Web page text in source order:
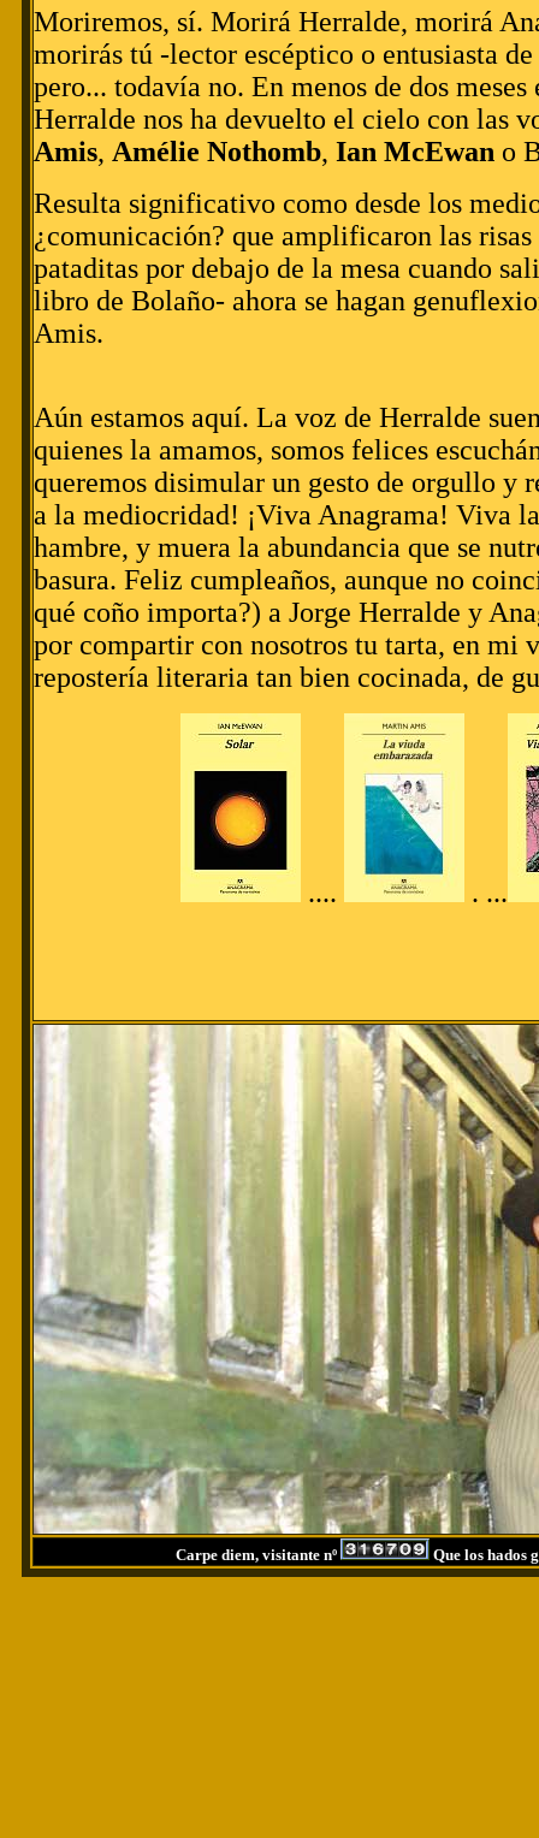
Moriremos, sí. Morirá Herralde, morirá
morirás tú -lector escéptico o entusiasta de
pero... todavía no. En menos de dos
Herralde nos ha devuelto el cielo con las
Amis, Amélie Nothomb, Ian McEwan o
Resulta significativo como desde los
¿comunicación? que amplificaron las risas
pataditas por debajo de la mesa cuando
libro de Bolaño- ahora se hagan
Amis.
Aún estamos aquí. La voz de Herralde
quienes la amamos, somos felices
queremos disimular un gesto de orgullo y
a la mediocridad! ¡Viva Anagrama! Viva
hambre, y muera la abundancia que se
basura. Feliz cumpleaños, aunque no
qué coño importa?) a Jorge Herralde y
por compartir con nosotros tu tarta, en mi
repostería literaria tan bien cocinada, de
.... . ...
Carpe diem, visitante nº Que los hados